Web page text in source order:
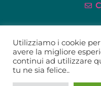
Tei Giunta –
Utilizziamo i cookie
avere la migliore
continui ad utilizzare
tu ne sia felice..